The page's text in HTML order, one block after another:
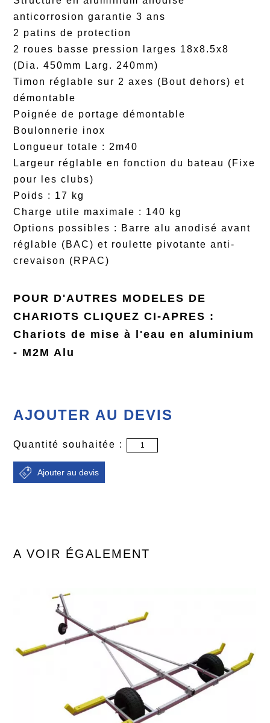
anticorrosion garantie 3 ans
2 patins de protection
2 roues basse pression larges 18x8.5x8
(Dia. 450mm Larg. 240mm)
Timon réglable sur 2 axes (Bout dehors) et
démontable
Poignée de portage démontable
Boulonnerie inox
Longueur totale : 2m40
Largeur réglable en fonction du bateau (Fixe
pour les clubs)
Poids : 17 kg
Charge utile maximale : 140 kg
Options possibles : Barre alu anodisé avant
réglable (BAC) et roulette pivotante anti-
crevaison (RPAC)
POUR D'AUTRES MODELES DE
CHARIOTS CLIQUEZ CI-APRES :
Chariots de mise à l'eau en aluminium
- M2M Alu
AJOUTER AU DEVIS
Quantité souhaitée :
A VOIR ÉGALEMENT